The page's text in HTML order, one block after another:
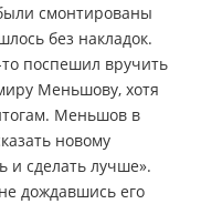
смонтированы
без накладок.
поспешил вручить
Меньшову, хотя
Меньшов в
новому
и сделать лучше».
дождавшись его